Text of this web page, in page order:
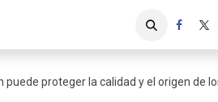
puede proteger la calidad y el origen de